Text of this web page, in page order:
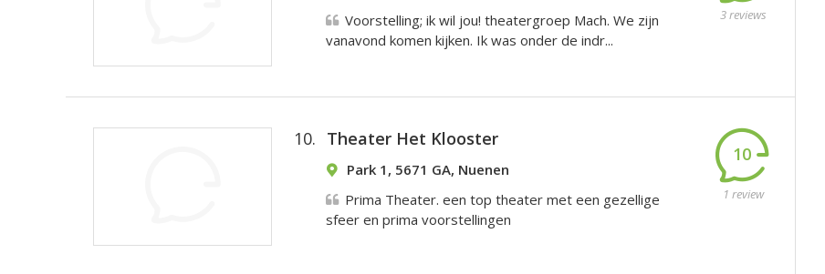
3 reviews
Voorstelling; ik wil jou! theatergroep Mach. We zijn
vanavond komen kijken. Ik was onder de indr...
10. Theater Het Klooster
Park 1, 5671 GA, Nuenen
10
1 review
Prima Theater. een top theater met een gezellige
sfeer en prima voorstellingen